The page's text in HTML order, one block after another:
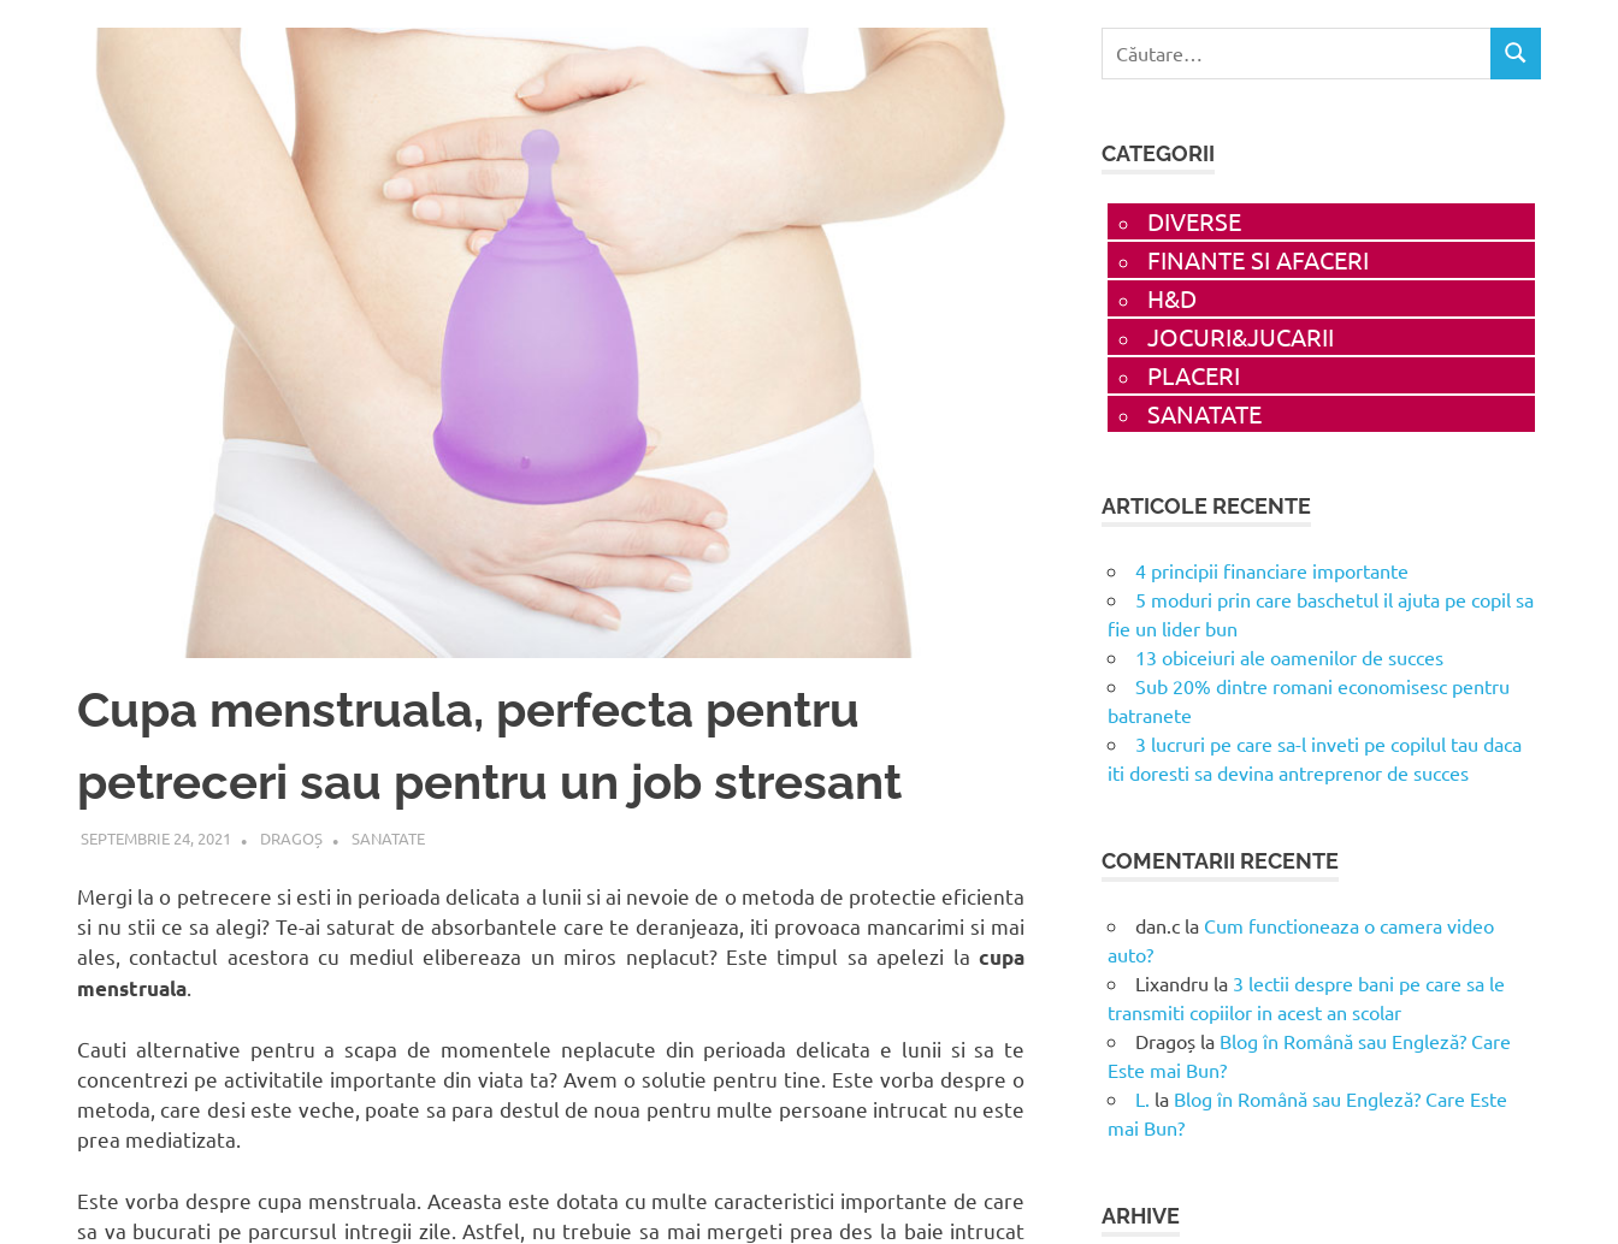
Cupa menstruala, perfecta pentru
petreceri sau pentru un job stresant
SEPTEMBRIE 24, 2021 DRAGOȘ SANATATE
Mergi la o petrecere si esti in perioada delicata a lunii si ai nevoie de o metoda de protectie eficienta
si nu stii ce sa alegi? Te-ai saturat de absorbantele care te deranjeaza, iti provoaca mancarimi si mai
ales, contactul acestora cu mediul elibereaza un miros neplacut? Este timpul sa apelezi lacupa
menstruala
Cauti alternative pentru a scapa de momentele neplacute din perioada delicata e lunii si sa te
concentrezi pe activitatile importante din viata ta? Avem o solutie pentru tine. Este vorba despre o
metoda, care desi este veche, poate sa para destul de noua pentru multe persoane intrucat nu este
prea mediatizata.
Este vorba despre cupa menstruala. Aceasta este dotata cu multe caracteristici importante de care
sa va bucurati pe parcursul intregii zile. Astfel, nu trebuie sa mai mergeti prea des la baie intrucat
după:
CĂUTARE
CATEGORII
DIVERSE
FINANTE SI AFACERI
H&D
JOCURI&JUCARII
PLACERI
SANATATE
ARTICOLE RECENTE
4 principii financiare importante
5 moduri prin care baschetul il ajuta pe copil sa
fie un lider bun
13 obiceiuri ale oamenilor de succes
Sub 20% dintre romani economisesc pentru
batranete
3 lucruri pe care sa-l inveti pe copilul tau daca
iti doresti sa devina antreprenor de succes
COMENTARII RECENTE
dan.c la Cum functioneaza o camera video
auto?
Lixandru la 3 lectii despre bani pe care sa le
transmiti copiilor in acest an scolar
Dragoș la Blog în Română sau Engleză? Care
Este mai Bun?
L.
la Blog în Română sau Engleză? Care Este
mai Bun?
ARHIVE